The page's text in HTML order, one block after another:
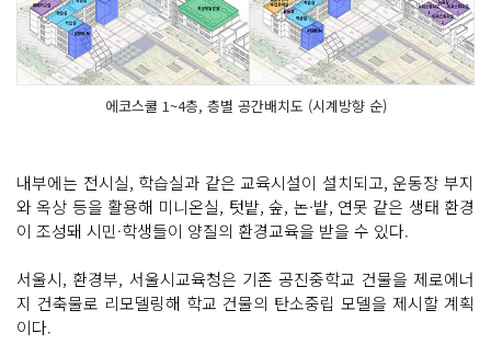
에코스쿨 1~4층, 층별 공간배치도 (시계방향 순)
내부에는 전시실, 학습실과 같은 교육시설이 설치되고, 운동장 부지
와 옥상 등을 활용해 미니온실, 텃밭, 숲, 논·밭, 연못 같은 생태 환경
이 조성돼 시민·학생들이 양질의 환경교육을 받을 수 있다.
서울시, 환경부, 서울시교육청은 기존 공진중학교 건물을 제로에너
지 건축물로 리모델링해 학교 건물의 탄소중립 모델을 제시할 계획
이다.